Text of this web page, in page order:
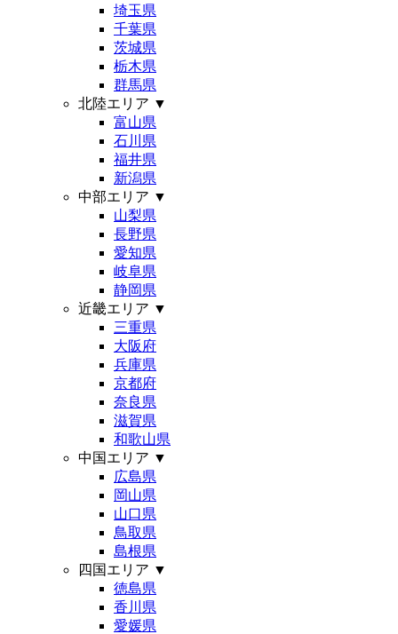
埼玉県
千葉県
茨城県
栃木県
群馬県
北陸エリア ▼
富山県
石川県
福井県
新潟県
中部エリア ▼
山梨県
長野県
愛知県
岐阜県
静岡県
近畿エリア ▼
三重県
大阪府
兵庫県
京都府
奈良県
滋賀県
和歌山県
中国エリア ▼
広島県
岡山県
山口県
鳥取県
島根県
四国エリア ▼
徳島県
香川県
愛媛県